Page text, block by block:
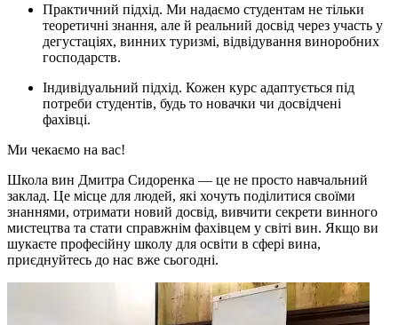
Практичний підхід. Ми надаємо студентам не тільки
теоретичні знання, але й реальний досвід через участь у
дегустаціях, винних туризмі, відвідування виноробних
господарств.
Індивідуальний підхід. Кожен курс адаптується під
потреби студентів, будь то новачки чи досвідчені
фахівці.
Ми чекаємо на вас!
Школа вин Дмитра Сидоренка — це не просто навчальний
заклад. Це місце для людей, які хочуть поділитися своїми
знаннями, отримати новий досвід, вивчити секрети винного
мистецтва та стати справжнім фахівцем у світі вин. Якщо ви
шукаєте професійну школу для освіти в сфері вина,
приєднуйтесь до нас вже сьогодні.